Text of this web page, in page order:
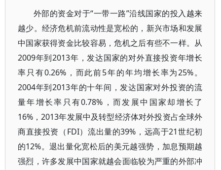
外部的资金对于“一带一路”沿线国家的投入越来
越少。经济危机前流动性是宽松的，新兴市场和发展
中国家获得资金比较容易，危机之后有些不一样。从
2009年到2013年，发达国家的对外直接投资年增长
率只有0.26%，而此前5年的年均增长率为25%。
2004年到2013年的十年间，发达国家对外投资的流
量年增长率只有0.78%，而发展中国家却增长了
16%，2013年发展中及转型经济体对外投资占全球外
商直接投资（FDI）流出量的39%，远高于21世纪初
的12%。退出量化宽松后的美元越强势，加息预期越
强烈，许多发展中国家就越会面临较为严重的外部冲